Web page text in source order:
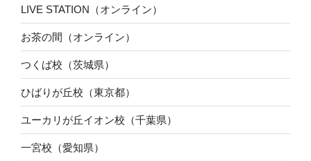
LIVE STATION（オンライン）
お茶の間（オンライン）
つくば校（茨城県）
ひばりが丘校（東京都）
ユーカリが丘イオン校（千葉県）
一宮校（愛知県）